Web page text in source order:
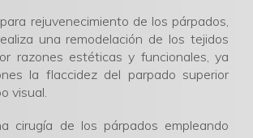
rejuvenecimiento de los párpados,
una remodelación de los tejidos
razones estéticas y funcionales, ya
la flaccidez del parpado superior
visual.
cirugía de los párpados empleando